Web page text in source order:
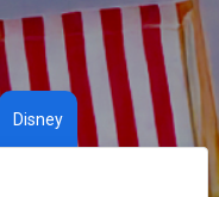
Disney